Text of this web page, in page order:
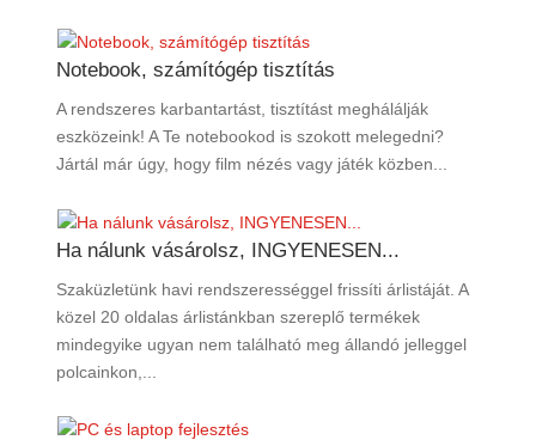
Notebook, számítógép tisztítás
A rendszeres karbantartást, tisztítást meghálálják
eszközeink! A Te notebookod is szokott melegedni?
Jártál már úgy, hogy film nézés vagy játék közben...
Ha nálunk vásárolsz, INGYENESEN...
Szaküzletünk havi rendszerességgel frissíti árlistáját. A
közel 20 oldalas árlistánkban szereplő termékek
mindegyike ugyan nem található meg állandó jelleggel
polcainkon,...